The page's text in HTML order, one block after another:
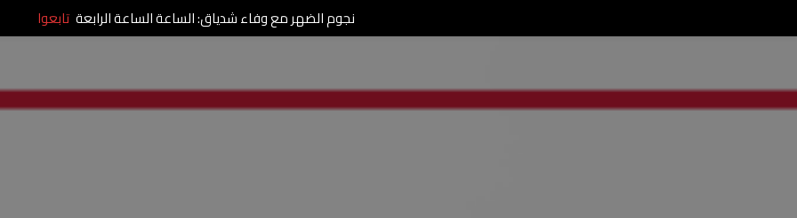
نجوم الضهر مع وفاء شدياق: الساعة الساعة الرابعة تابعوا